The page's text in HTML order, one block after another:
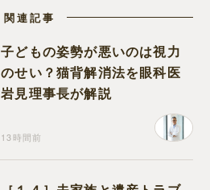
関連記事
子どもの姿勢が悪いのは視力
のせい？猫背解消法を眼科医
岩見理事長が解説
13時間前